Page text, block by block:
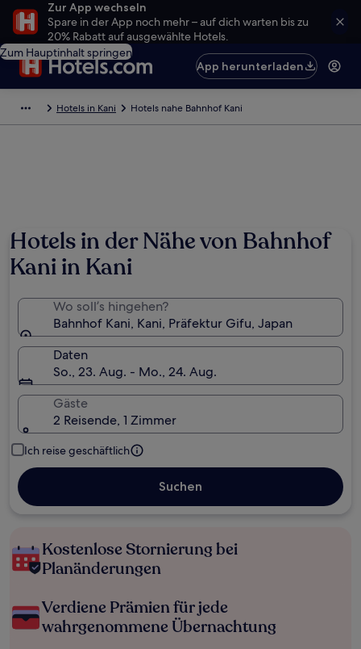
Zur App wechseln
Spare in der App noch mehr – auf dich warten bis zu
20% Rabatt auf ausgewählte Hotels.
Zum Hauptinhalt springen
App herunterladen
Hotels in Kani Hotels nahe Bahnhof Kani
Hotels in der Nähe von Bahnhof
Kani in Kani
Wo soll’s hingehen?
Bahnhof Kani, Kani, Präfektur Gifu, Japan
Daten
So., 23. Aug. - Mo., 24. Aug.
Gäste
2 Reisende, 1 Zimmer
Ich reise geschäftlich
Suchen
Kostenlose Stornierung bei
Planänderungen
Verdiene Prämien für jede
wahrgenommene Übernachtung